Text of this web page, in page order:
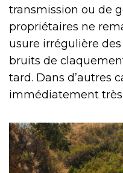
transmission ou de
propriétaires ne
usure irrégulière
bruits de
tard. Dans d’autres
immédiatement très